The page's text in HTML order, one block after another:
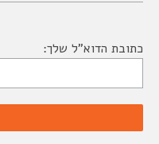
כתובת הדוא"ל שלך: